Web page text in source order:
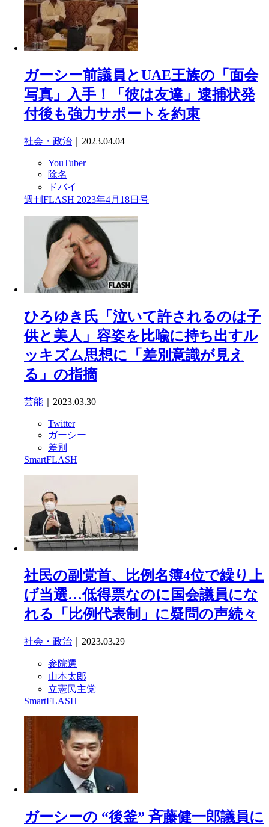
ガーシー前議員とUAE王族の「面会
写真」入手！「彼は友達」逮捕状発
付後も強力サポートを約束
社会・政治 ｜2023.04.04
YouTuber
除名
ドバイ
週刊FLASH 2023年4月18日号
ひろゆき氏「泣いて許されるのは子
供と美人」容姿を比喩に持ち出すル
ッキズム思想に「差別意識が見え
る」の指摘
芸能 ｜2023.03.30
Twitter
ガーシー
差別
SmartFLASH
社民の副党首、比例名簿4位で繰り上
げ当選…低得票なのに国会議員にな
れる「比例代表制」に疑問の声続々
社会・政治 ｜2023.03.29
参院選
山本太郎
立憲民主党
SmartFLASH
ガーシーの “後釜” 斉藤健一郎議員に